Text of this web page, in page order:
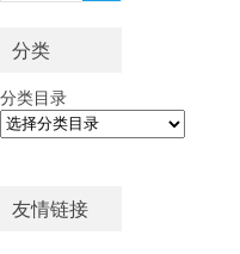
分类
分类目录
友情链接